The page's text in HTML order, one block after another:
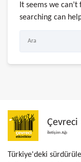
It seems we
searching can
İletişim Ağı
Türkiye'deki